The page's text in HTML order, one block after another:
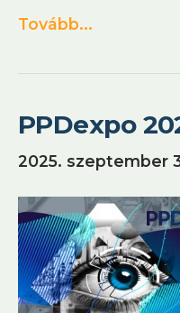
Tovább...
PPDexpo
2025. szeptember